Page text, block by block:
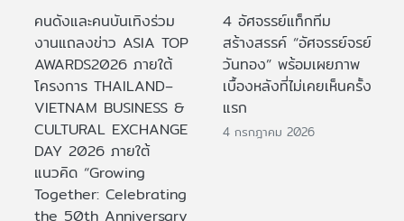
คนดังและคนบันเทิงร่วม
งานแถลงข่าว ASIA TOP
AWARDS2026 ภายใต้
โครงการ THAILAND–
VIETNAM BUSINESS &
CULTURAL EXCHANGE
DAY 2026 ภายใต้
แนวคิด “Growing
Together: Celebrating
the 50th Anniversary
4 อัศจรรย์แท็กทีม
สร้างสรรค์ “อัศจรรย์จรย์
วันทอง” พร้อมเผยภาพ
เบื้องหลังที่ไม่เคยเห็นครั้ง
แรก
4 กรกฎาคม 2026